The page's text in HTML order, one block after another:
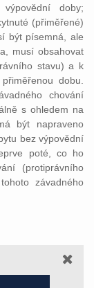
doby;
(přiměřené)
být písemná, ale
musí obsahovat
stavu) a k
dobu.
chování
s ohledem na
být napraveno
bez výpovědní
poté, co ho
(protiprávního
závadného